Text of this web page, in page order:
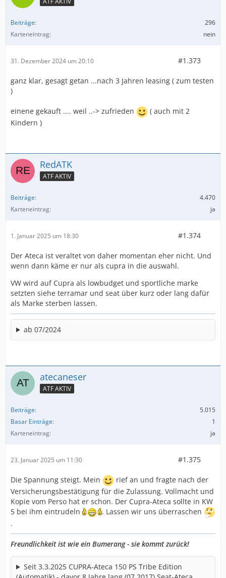
Beiträge
296
Karteneintrag
nein
31. Dezember 2024 um 20:10 #1.373
ganz klar, gesagt getan ...nach 3 Jahren leasing ( zum testen
)
einene gekauft .... weil ..-> zufrieden
( auch mit 2
Kindern )
RedATK
ATF AKTIV
Beiträge
4.470
Karteneintrag
ja
1. Januar 2025 um 18:30 #1.374
Der Ateca ist veraltet von daher momentan eher nicht. Und
wenn dann käme er nur als cupra in die auswahl.
VW wird auf Cupra als lowbudget und sportliche marke
setzten siehe terramar und seat über kurz oder lang dafür
als Marke sterben lassen.
ab 07/2024
atecaneser
ATF AKTIV
Beiträge
5.015
Basar Einträge
1
Karteneintrag
ja
23. Januar 2025 um 11:30 #1.375
Die Spannung steigt. Mein
rief an und fragte nach der
Versicherungsbestätigung für die Zulassung. Vollmacht und
Kopie vom Perso hat er schon. Der Cupra-Ateca sollte in KW
5 bei ihm eintrudeln
. Lassen wir uns überraschen
.
Freundlichkeit ist wie ein Bumerang - sie kommt zurück!
Seit 3.3.2025 CUPRA-Ateca 150 PS Tribe Edition